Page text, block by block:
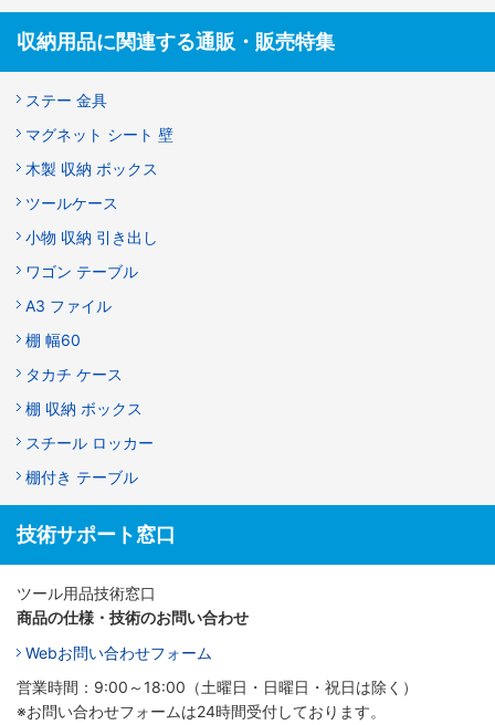
収納用品に関連する通販・販売特集
ステー 金具
マグネット シート 壁
木製 収納 ボックス
ツールケース
小物 収納 引き出し
ワゴン テーブル
A3 ファイル
棚 幅60
タカチ ケース
棚 収納 ボックス
スチール ロッカー
棚付き テーブル
技術サポート窓口
ツール用品技術窓口
商品の仕様・技術のお問い合わせ
Webお問い合わせフォーム
営業時間：9:00～18:00（土曜日・日曜日・祝日は除く）
※お問い合わせフォームは24時間受付しております。